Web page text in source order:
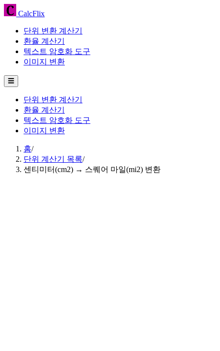
CalcFlix
단위 변환 계산기
환율 계산기
텍스트 암호화 도구
이미지 변환
☰
단위 변환 계산기
환율 계산기
텍스트 암호화 도구
이미지 변환
홈/
단위 계산기 목록/
센티미터(cm2) → 스퀘어 마일(mi2) 변환